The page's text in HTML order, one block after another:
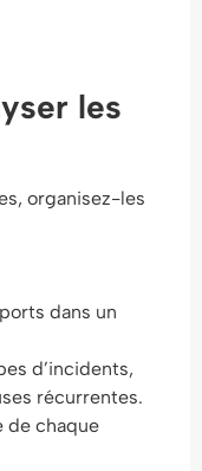
les
organisez-les
dans un
d’incidents,
récurrentes.
de chaque